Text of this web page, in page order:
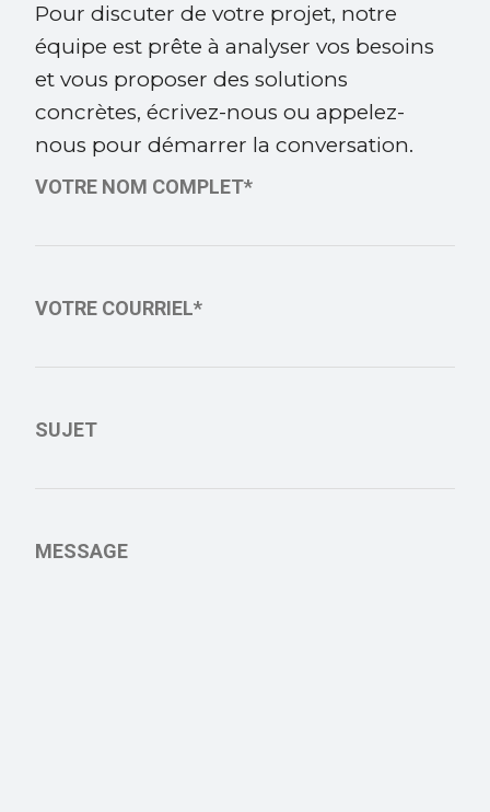
Pour discuter de votre projet, notre
équipe est prête à analyser vos besoins
et vous proposer des solutions
concrètes, écrivez-nous ou appelez-
nous pour démarrer la conversation.
VOTRE NOM COMPLET*
VOTRE COURRIEL*
SUJET
MESSAGE